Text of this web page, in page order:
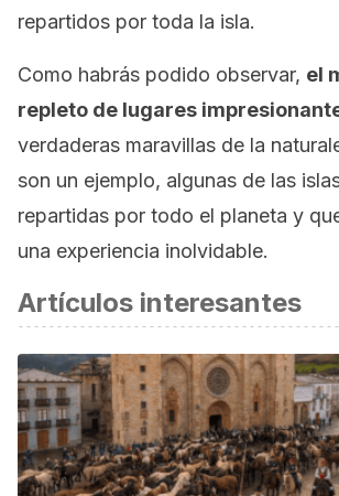
repartidos por toda la isla.
Como habrás podido observar, el
repleto de lugares
verdaderas maravillas de la
son un ejemplo, algunas de las
repartidas por todo el planeta y
una experiencia inolvidable.
Artículos interesantes